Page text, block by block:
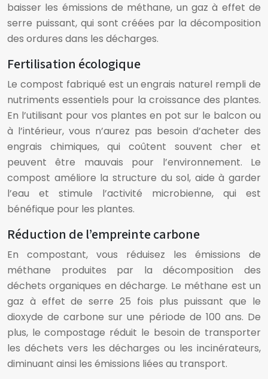
baisser les émissions de méthane, un gaz à effet de
serre puissant, qui sont créées par la décomposition
des ordures dans les décharges.
Fertilisation écologique
Le compost fabriqué est un engrais naturel rempli de
nutriments essentiels pour la croissance des plantes.
En l’utilisant pour vos plantes en pot sur le balcon ou
à l’intérieur, vous n’aurez pas besoin d’acheter des
engrais chimiques, qui coûtent souvent cher et
peuvent être mauvais pour l’environnement. Le
compost améliore la structure du sol, aide à garder
l’eau et stimule l’activité microbienne, qui est
bénéfique pour les plantes.
Réduction de l’empreinte carbone
En compostant, vous réduisez les émissions de
méthane produites par la décomposition des
déchets organiques en décharge. Le méthane est un
gaz à effet de serre 25 fois plus puissant que le
dioxyde de carbone sur une période de 100 ans. De
plus, le compostage réduit le besoin de transporter
les déchets vers les décharges ou les incinérateurs,
diminuant ainsi les émissions liées au transport.